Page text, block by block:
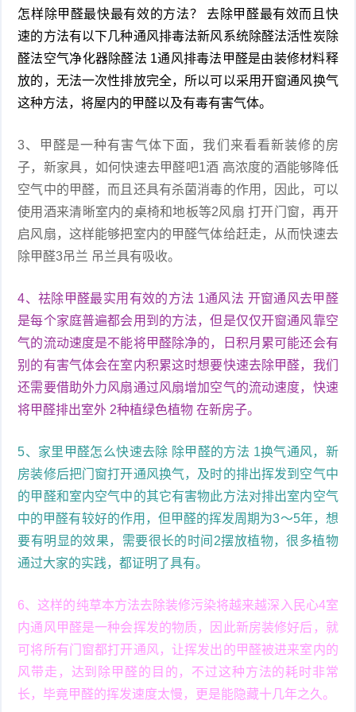
怎样除甲醛最快最有效的方法？ 去除甲醛最有效而且快
速的方法有以下几种通风排毒法新风系统除醛法活性炭除
醛法空气净化器除醛法 1通风排毒法甲醛是由装修材料释
放的，无法一次性排放完全，所以可以采用开窗通风换气
这种方法，将屋内的甲醛以及有毒有害气体。
3、甲醛是一种有害气体下面，我们来看看新装修的房
子，新家具，如何快速去甲醛吧1酒 高浓度的酒能够降低
空气中的甲醛，而且还具有杀菌消毒的作用，因此，可以
使用酒来清晰室内的桌椅和地板等2风扇 打开门窗，再开
启风扇，这样能够把室内的甲醛气体给赶走，从而快速去
除甲醛3吊兰 吊兰具有吸收。
4、祛除甲醛最实用有效的方法 1通风法 开窗通风去甲醛
是每个家庭普遍都会用到的方法，但是仅仅开窗通风靠空
气的流动速度是不能将甲醛除净的，日积月累可能还会有
别的有害气体会在室内积累这时想要快速去除甲醛，我们
还需要借助外力风扇通过风扇增加空气的流动速度，快速
将甲醛排出室外 2种植绿色植物 在新房子。
5、家里甲醛怎么快速去除 除甲醛的方法 1换气通风，新
房装修后把门窗打开通风换气，及时的排出挥发到空气中
的甲醛和室内空气中的其它有害物此方法对排出室内空气
中的甲醛有较好的作用，但甲醛的挥发周期为3～5年，想
要有明显的效果，需要很长的时间2摆放植物，很多植物
通过大家的实践，都证明了具有。
6、这样的纯草本方法去除装修污染将越来越深入民心4室
内通风甲醛是一种会挥发的物质，因此新房装修好后，就
可将所有门窗都打开通风，让挥发出的甲醛被进来室内的
风带走，达到除甲醛的目的，不过这种方法的耗时非常
长，毕竟甲醛的挥发速度太慢，更是能隐藏十几年之久。